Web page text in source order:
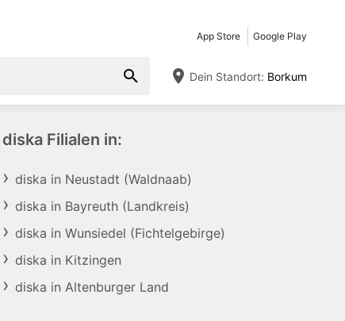
App Store Google Play
Dein Standort: Borkum
diska Filialen in:
diska in Neustadt (Waldnaab)
diska in Bayreuth (Landkreis)
diska in Wunsiedel (Fichtelgebirge)
diska in Kitzingen
diska in Altenburger Land